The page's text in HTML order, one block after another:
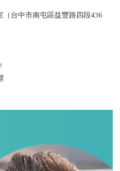
台中市南屯區益豐路四段436